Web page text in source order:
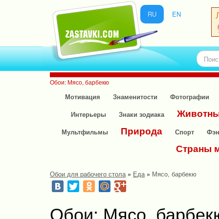
RU EN
Обои: Мясо, барбекю
Мотивация Знаменитости
Фотографии
Интерьеры
Знаки зодиака
Мультфильмы Природа Спорт
Страны
Обои для рабочего стола» Еда» Мясо, барбекю
Обои: Мясо,